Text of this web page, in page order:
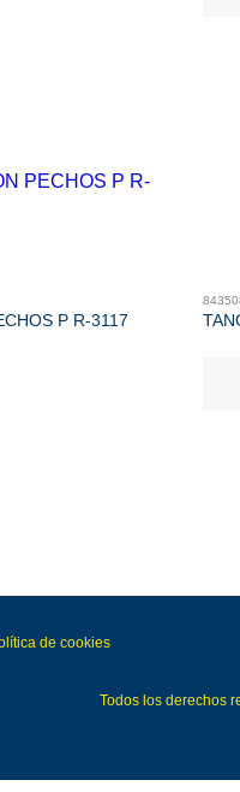
P R-3117
de cookies
Todos los derechos